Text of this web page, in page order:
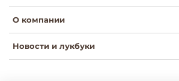
О компании
Новости и лукбуки